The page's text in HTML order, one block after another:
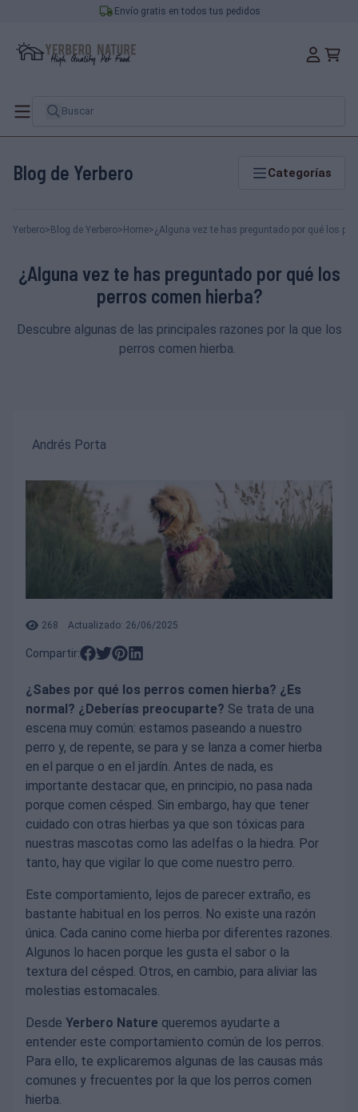
Envío gratis en todos tus pedidos
Blog de Yerbero Categorías
Yerbero> Blog de Yerbero> Home>¿Alguna vez te has preguntado por qué los
¿Alguna vez te has preguntado por qué los
perros comen hierba?
Descubre algunas de las principales razones por la que los
perros comen hierba.
Andrés Porta
268 Actualizado: 26/06/2025
Compartir:
¿Sabes por qué los perros comen hierba? ¿Es
normal? ¿Deberías preocuparte? Se trata de una
escena muy común: estamos paseando a nuestro
perro y, de repente, se para y se lanza a comer hierba
en el parque o en el jardín. Antes de nada, es
importante destacar que, en principio, no pasa nada
porque comen césped. Sin embargo, hay que tener
cuidado con otras hierbas ya que son tóxicas para
nuestras mascotas como las adelfas o la hiedra. Por
tanto, hay que vigilar lo que come nuestro perro.
Este comportamiento, lejos de parecer extraño, es
bastante habitual en los perros. No existe una razón
única. Cada canino come hierba por diferentes razones.
Algunos lo hacen porque les gusta el sabor o la
textura del césped. Otros, en cambio, para aliviar las
molestias estomacales.
Desde Yerbero Nature queremos ayudarte a
entender este comportamiento común de los perros.
Para ello, te explicaremos algunas de las causas más
comunes y frecuentes por la que los perros comen
hierba.